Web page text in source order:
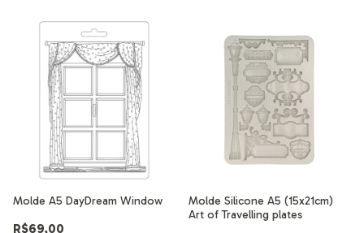
Molde A5 DayDream Window
R$69,00
Molde Silicone A5 (15x21cm)
Art of Travelling plates